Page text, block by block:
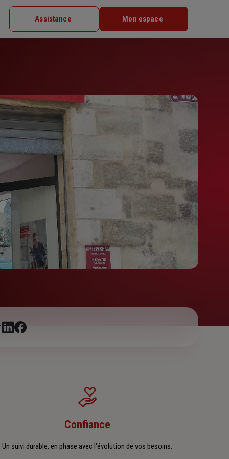
Assistance Mon espace
Confiance
Un suivi durable, en phase avec l'évolution de vos besoins.